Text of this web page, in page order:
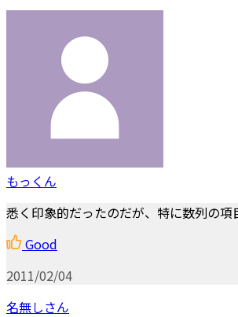
もっくん
悉く印象的だったのだが、特に数列の項
Good
2011/02/04
名無しさん